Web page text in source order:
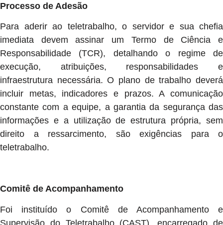
Processo de Adesão
Para aderir ao teletrabalho, o servidor e sua chefia
imediata devem assinar um Termo de Ciência e
Responsabilidade (TCR), detalhando o regime de
execução, atribuições, responsabilidades e
infraestrutura necessária. O plano de trabalho deverá
incluir metas, indicadores e prazos. A comunicação
constante com a equipe, a garantia da segurança das
informações e a utilização de estrutura própria, sem
direito a ressarcimento, são exigências para o
teletrabalho.
Comitê de Acompanhamento
Foi instituído o Comitê de Acompanhamento e
Supervisão do Teletrabalho (CAST), encarregado de